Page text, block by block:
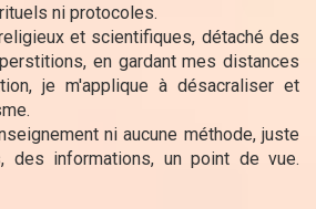
ni protocoles.
et scientifiques, détaché des
en gardant mes distances
je m'applique à désacraliser et
ni aucune méthode, juste
des informations, un point de vue.